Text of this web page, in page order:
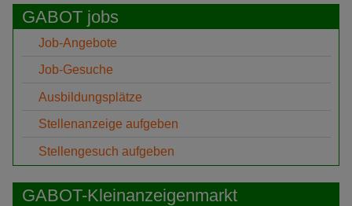
GABOT jobs
Job-Angebote
Job-Gesuche
Ausbildungsplätze
Stellenanzeige aufgeben
Stellengesuch aufgeben
GABOT-Kleinanzeigenmarkt